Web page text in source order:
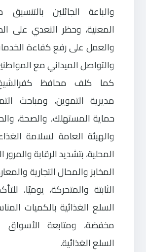
والباعة الجائلين
المعنية، وحظر التعدي على
والعمل على رفع كفاءة
والتواصل الميداني مع
كما كلف محافظ
مديرية التموين، ومباحث
حماية المستهلك، والصحة،
والهيئة العامة لسلامة
المحلية، بتشديد الرقابة
المخابز والمحال التجارية
الثابتة والمتحركة، يوميًا،
السلع الغذائية بالكميات
مخفضة، ومتابعة الأسواق
السلع الغذائية.